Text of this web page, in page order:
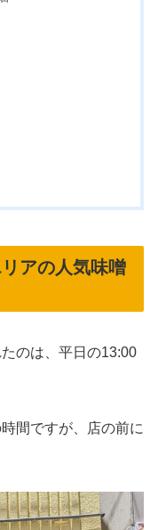
アの人気味噌
のは、平日の13:00
間ですが、店の前に